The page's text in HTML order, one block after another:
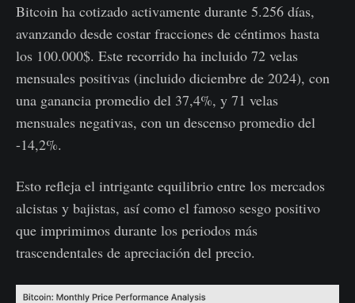
Bitcoin ha cotizado activamente durante 5.256 días,
avanzando desde costar fracciones de céntimos hasta
los 100.000$. Este recorrido ha incluido 72 velas
mensuales positivas (incluido diciembre de 2024), con
una ganancia promedio del 37,4%, y 71 velas
mensuales negativas, con un descenso promedio del
-14,2%.
Esto refleja el intrigante equilibrio entre los mercados
alcistas y bajistas, así como el famoso sesgo positivo
que imprimimos durante los periodos más
trascendentales de apreciación del precio.